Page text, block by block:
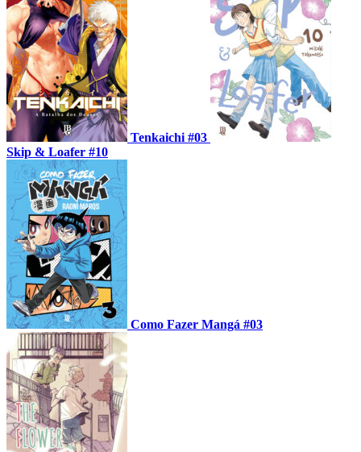
Tenkaichi #03
Skip & Loafer #10
Como Fazer Mangá #03